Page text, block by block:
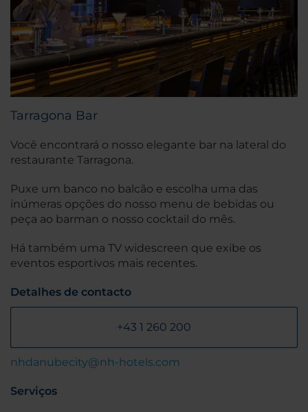
Tarragona Bar
Você encontrará o nosso elegante bar na lateral do
restaurante Tarragona.
Puxe um banco no balcão e escolha uma das
inúmeras opções do nosso menu de bebidas ou
peça ao barman o nosso cocktail do mês.
Há também uma TV widescreen que exibe os
eventos esportivos mais recentes.
Detalhes de contacto
+43 1 260 200
nhdanubecity@nh-hotels.com
Serviços